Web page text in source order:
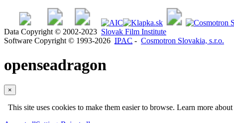
Data Copyright © 2002-2023 Slovak Film Institute
Software Copyright © 1993-2026 IPAC - Cosmotron Slovakia, s.r.o.
openseadragon
×
This site uses cookies to make them easier to browse. Learn more about